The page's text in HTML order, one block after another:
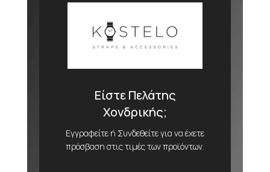
Είστε Πελάτης
Χονδρικής;
Εγγραφείτε ή Συνδεθείτε για να έχετε
πρόσβαση στις τιμές των προϊόντων.